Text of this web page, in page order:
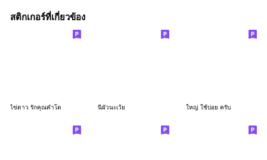
สติกเกอร์ที่เกี่ยวข้อง
ไข่ดาว รักคุณคำโต นี่ผัวนะเว้ย ใหญ่ ใช้บ่อย ครับ